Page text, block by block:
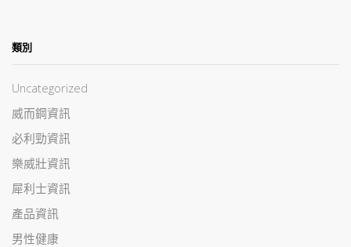
類別
Uncategorized
威而鋼資訊
必利勁資訊
樂威壯資訊
犀利士資訊
產品資訊
男性健康